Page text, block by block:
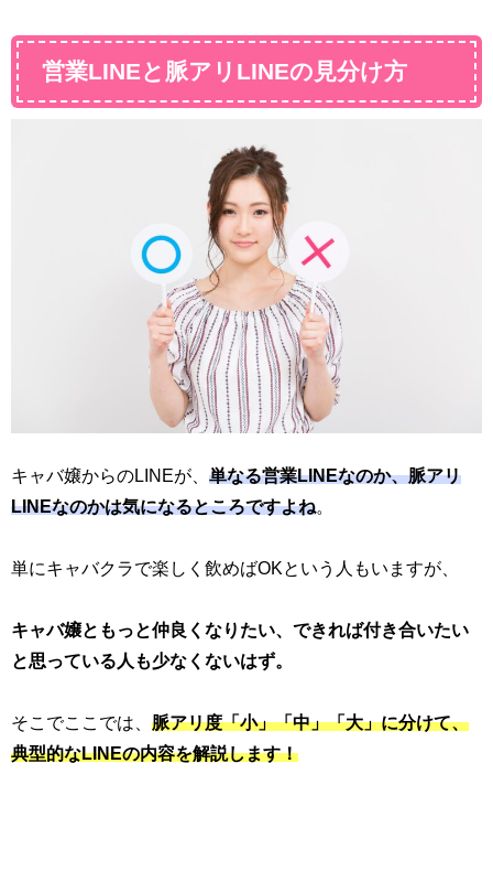
営業LINEと脈アリLINEの見分け方
キャバ嬢からのLINEが、 単なる営業LINEなのか、脈アリ
LINEなのかは気になるところですよね
単にキャバクラで楽しく飲めばOKという人もいますが、
キャバ嬢ともっと仲良くなりたい、できれば付き合いたい
と思っている人も少なくないはず。
そこでここでは、 脈アリ度「小」「中」「大」に分けて、
典型的なLINEの内容を解説します！